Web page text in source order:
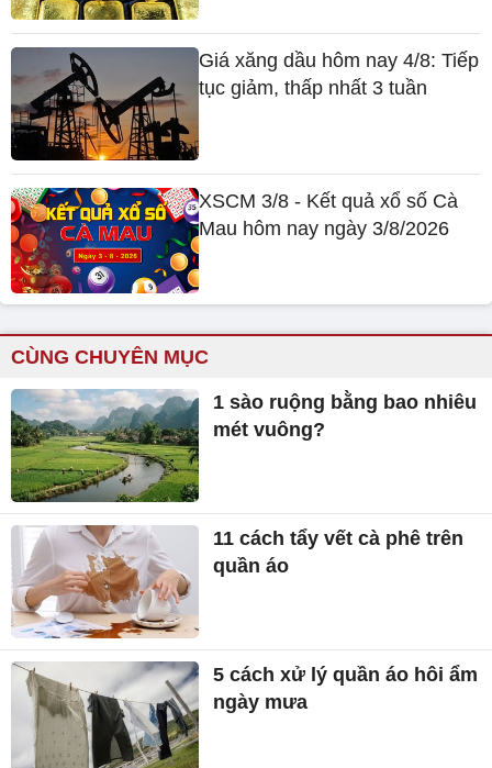
Giá xăng dầu hôm nay 4/8: Tiếp
tục giảm, thấp nhất 3 tuần
XSCM 3/8 - Kết quả xổ số Cà
Mau hôm nay ngày 3/8/2026
CÙNG CHUYÊN MỤC
1 sào ruộng bằng bao nhiêu
mét vuông?
11 cách tẩy vết cà phê trên
quần áo
5 cách xử lý quần áo hôi ẩm
ngày mưa